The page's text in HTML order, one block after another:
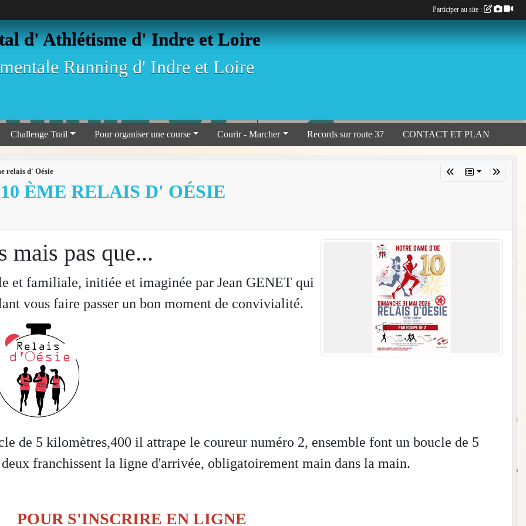
d' Athlétisme d' Indre et Loire
Running d' Indre et Loire
Challenge Trail Pour organiser une course Courir - Marcher Records sur route 37 CONTACT ET PLAN
relais d' Oésie
ÈME RELAIS D' OÉSIE
mais pas que...
et familiale, initiée et imaginée par Jean GENET qui
vous faire passer un bon moment de convivialité.
de 5 kilomètres,400 il attrape le coureur numéro 2, ensemble font un boucle de 5
franchissent la ligne d'arrivée, obligatoirement main dans la main.
POUR S'INSCRIRE EN LIGNE
Participer au site :